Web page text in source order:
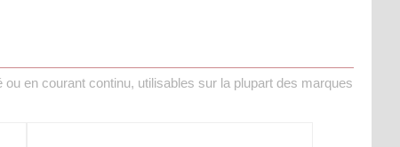
en courant continu, utilisables sur la plupart des marques